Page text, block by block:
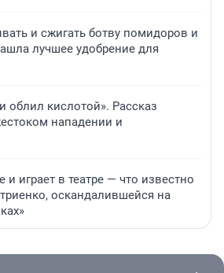
и сжигать ботву помидоров и
лучшее удобрение для
облил кислотой». Рассказ
нападении и
и играет в театре — что известно
оскандалившейся на